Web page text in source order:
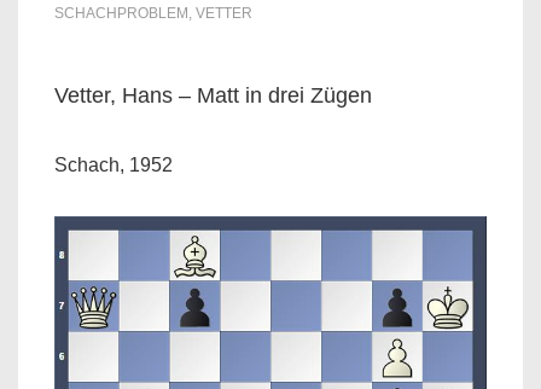
SCHACHPROBLEM , VETTER
Vetter, Hans – Matt in drei Zügen
Schach, 1952